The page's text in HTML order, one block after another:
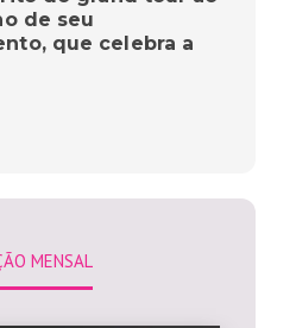
de seu
que celebra a
MENSAL